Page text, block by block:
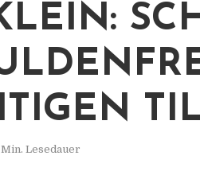
Lesedauer